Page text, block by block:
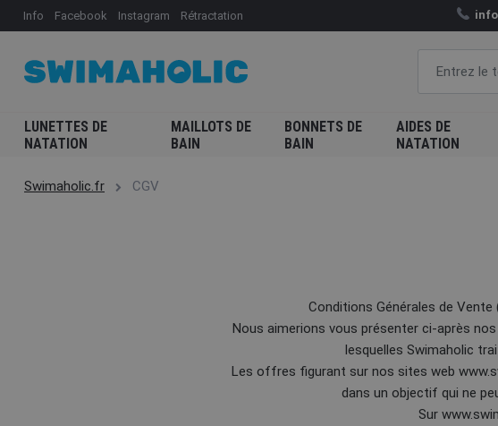
Info Facebook Instagram Rétractation
LUNETTES DE
NATATION
MAILLOTS DE
BAIN
BONNETS DE
BAIN
AIDES DE
NATATION
Swimaholic.fr CGV
Conditions Générales de
Nous aimerions vous présenter ci-après
lesquelles Swimaholic
Les offres figurant sur nos sites web
dans un objectif qui ne
Sur